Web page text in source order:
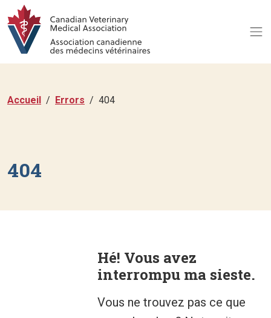
Accueil Errors 404
404
Hé! Vous avez
interrompu ma sieste.
Vous ne trouvez pas ce que